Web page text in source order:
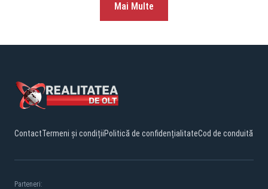
Mai Multe
ContactTermeni și condițiiPolitică de confidențialitateCod de conduită
Parteneri: